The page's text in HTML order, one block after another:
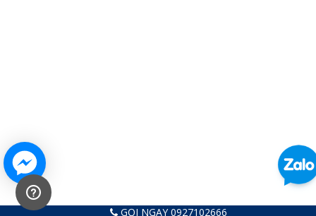
GỌI NGAY 0927102666